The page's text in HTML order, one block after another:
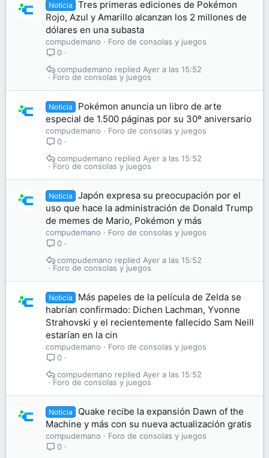
Noticia
Tres primeras ediciones de Pokémon
Rojo, Azul y Amarillo alcanzan los 2 millones de
dólares en una subasta
compudemano
Foro de consolas y juegos
0
Foro de consolas y juegos
Ayer a las 15:52
compudemano
Noticia
Pokémon anuncia un libro de arte
especial de 1.500 páginas por su 30º aniversario
compudemano
Foro de consolas y juegos
0
Foro de consolas y juegos
Ayer a las 15:52
compudemano
Noticia
Japón expresa su preocupación por el
uso que hace la administración de Donald Trump
de memes de Mario, Pokémon y más
compudemano
Foro de consolas y juegos
0
Foro de consolas y juegos
Ayer a las 15:52
compudemano
Noticia
Más papeles de la película de Zelda se
habrían confirmado: Dichen Lachman, Yvonne
Strahovski y el recientemente fallecido Sam Neill
estarían en la cin
compudemano
Foro de consolas y juegos
0
Foro de consolas y juegos
Ayer a las 15:52
compudemano
Noticia
Quake recibe la expansión Dawn of the
Machine y más con su nueva actualización gratis
compudemano
Foro de consolas y juegos
0